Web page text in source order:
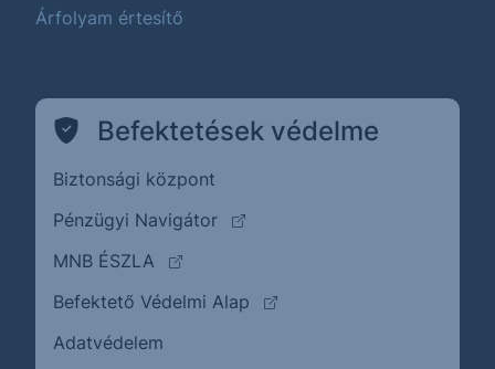
Árfolyam értesítő
Befektetések védelme
Biztonsági központ
Pénzügyi Navigátor
(külső oldalra ugrik)
MNB ÉSZLA
(külső oldalra ugrik)
Befektető Védelmi Alap
(külső oldalra ugrik)
Adatvédelem